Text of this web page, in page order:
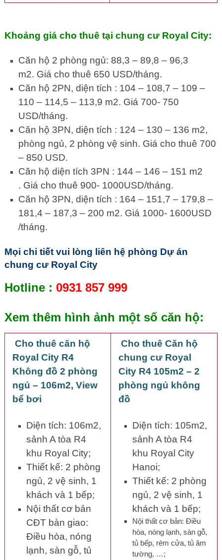
Khoảng giá cho thuê tại chung cư Royal City:
Căn hộ 2 phòng ngủ: 88,3 – 89,8 – 96,3
m2. Giá cho thuê 650 USD/tháng.
Căn hộ 2PN, diện tích : 104 – 108,7 – 109 –
110 – 114,5 – 113,9 m2. Giá 700- 750
USD/tháng.
Căn hộ 3PN, diện tích : 124 – 130 – 136 m2,
phòng ngủ, 2 phòng vệ sinh. Giá cho thuê 700
– 850 USD.
Căn hộ diện tích 3PN : 144 – 146 – 151 m2
. Giá cho thuê 900- 1000USD/tháng.
Căn hộ 3PN, diện tích : 164 – 151,7 – 179,8 –
181,4 – 187,3 – 200 m2. Giá 1000- 1600USD
/tháng.
Mọi chi tiết vui lòng liên hệ phòng Dự án
chung cư Royal City
Hotline : 0931 857 999
Xem thêm hình ảnh một số căn hộ:
Cho thuê căn hộ
Royal City R4
Không đồ 2 phòng
ngủ – 106m2, View
bể bơi
Diện tích: 106m2,
sảnh A tòa R4
khu Royal City;
Thiết kế: 2 phòng
ngủ, 2 vệ sinh, 1
khách và 1 bếp;
Nội thất cơ bản
CĐT bàn giao:
Điều hòa, nóng
lạnh, sàn gỗ, tủ
Cho thuê Căn hộ
chung cư Royal
City R4 105m2 – 2
phòng ngủ không
đồ
Diện tích: 105m2,
sảnh A tòa R4
khu Royal City
Hanoi;
Thiết kế: 2 phòng
ngủ, 2 vệ sinh, 1
khách và 1 bếp;
Nội thất cơ bản: Điều
hòa, nóng lạnh, sàn gỗ,
tủ bếp, rèm cửa, tủ âm
tường, …;